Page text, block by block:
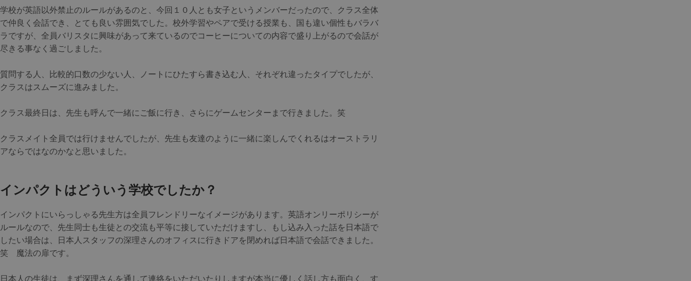
学校が英語以外禁止のルールがあるのと、今回１０人とも女子というメンバーだったので、クラス全体
で仲良く会話でき、とても良い雰囲気でした。校外学習やペアで受ける授業も、国も違い個性もバラバ
ラですが、全員バリスタに興味があって来ているのでコーヒーについての内容で盛り上がるので会話が
尽きる事なく過ごしました。
質問する人、比較的口数の少ない人、ノートにひたすら書き込む人、それぞれ違ったタイプでしたが、
クラスはスムーズに進みました。
クラス最終日は、先生も呼んで一緒にご飯に行き、さらにゲームセンターまで行きました。笑
クラスメイト全員では行けませんでしたが、先生も友達のように一緒に楽しんでくれるはオーストラリ
アならではなのかなと思いました。
インパクトはどういう学校でしたか？
インパクトにいらっしゃる先生方は全員フレンドリーなイメージがあります。英語オンリーポリシーが
ルールなので、先生同士も生徒との交流も平等に接していただけますし、もし込み入った話を日本語で
したい場合は、日本人スタッフの深理さんのオフィスに行きドアを閉めれば日本語で会話できました。
笑 魔法の扉です。
日本人の生徒は、まず深理さんを通して連絡をいただいたりしますが本当に優しく話し方も面白く、す